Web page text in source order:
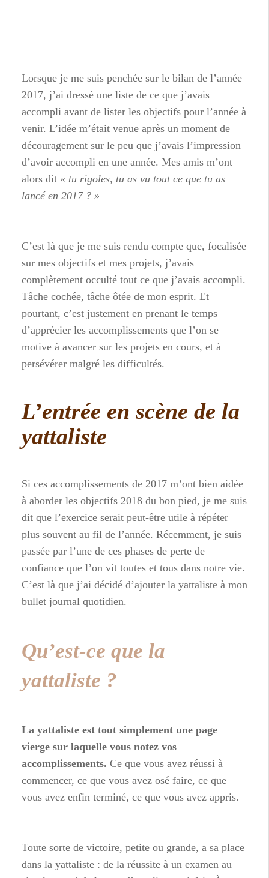
Lorsque je me suis penchée sur le bilan de l’année
2017, j’ai dressé une liste de ce que j’avais
accompli avant de lister les objectifs pour l’année à
venir. L’idée m’était venue après un moment de
découragement sur le peu que j’avais l’impression
d’avoir accompli en une année. Mes amis m’ont
alors dit « tu rigoles, tu as vu tout ce que tu as
lancé en 2017 ? »
C’est là que je me suis rendu compte que, focalisée
sur mes objectifs et mes projets, j’avais
complètement occulté tout ce que j’avais accompli.
Tâche cochée, tâche ôtée de mon esprit. Et
pourtant, c’est justement en prenant le temps
d’apprécier les accomplissements que l’on se
motive à avancer sur les projets en cours, et à
persévérer malgré les difficultés.
L’entrée en scène de la
yattaliste
Si ces accomplissements de 2017 m’ont bien aidée
à aborder les objectifs 2018 du bon pied, je me suis
dit que l’exercice serait peut-être utile à répéter
plus souvent au fil de l’année. Récemment, je suis
passée par l’une de ces phases de perte de
confiance que l’on vit toutes et tous dans notre vie.
C’est là que j’ai décidé d’ajouter la yattaliste à mon
bullet journal quotidien.
Qu’est-ce que la
yattaliste ?
La yattaliste est tout simplement une page
vierge sur laquelle vous notez vos
accomplissements. Ce que vous avez réussi à
commencer, ce que vous avez osé faire, ce que
vous avez enfin terminé, ce que vous avez appris.
Toute sorte de victoire, petite ou grande, a sa place
dans la yattaliste : de la réussite à un examen au